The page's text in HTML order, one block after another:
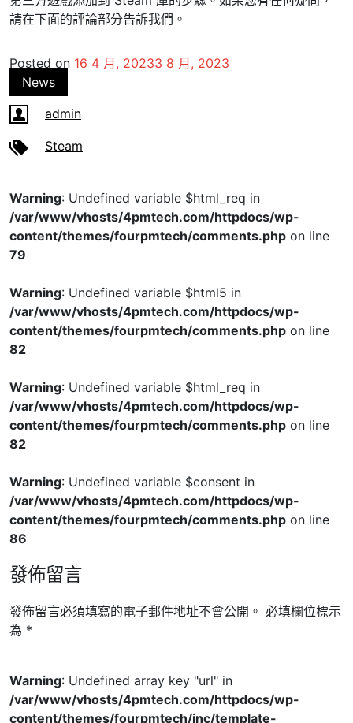
請在下面的評論部分告訴我們。
Posted on 16 4 月, 20233 8 月, 2023
News
admin
Steam
Warning: Undefined variable $html_req in
/var/www/vhosts/4pmtech.com/httpdocs/wp-
content/themes/fourpmtech/comments.php on line
79
Warning: Undefined variable $html5 in
/var/www/vhosts/4pmtech.com/httpdocs/wp-
content/themes/fourpmtech/comments.php on line
82
Warning: Undefined variable $html_req in
/var/www/vhosts/4pmtech.com/httpdocs/wp-
content/themes/fourpmtech/comments.php on line
82
Warning: Undefined variable $consent in
/var/www/vhosts/4pmtech.com/httpdocs/wp-
content/themes/fourpmtech/comments.php on line
86
發佈留言
發佈留言必須填寫的電子郵件地址不會公開。 必填欄位標示
為 *
Warning: Undefined array key "url" in
/var/www/vhosts/4pmtech.com/httpdocs/wp-
content/themes/fourpmtech/inc/template-